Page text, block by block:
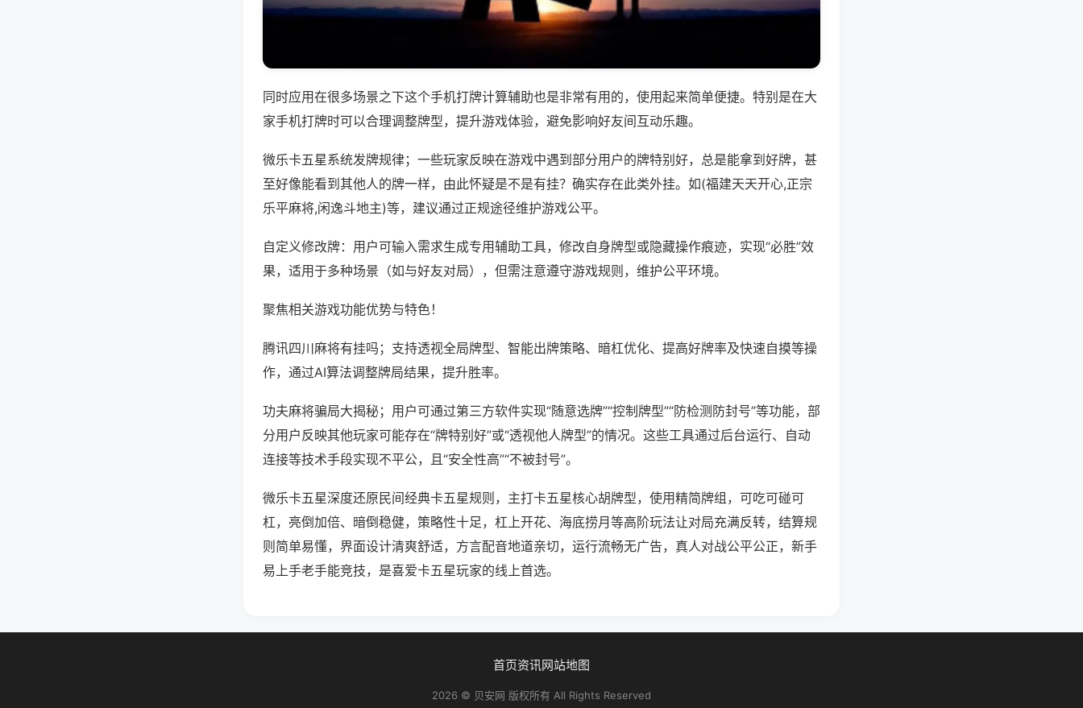
同时应用在很多场景之下这个手机打牌计算辅助也是非常有用的，使用起来简单便捷。特别是在大
家手机打牌时可以合理调整牌型，提升游戏体验，避免影响好友间互动乐趣。
微乐卡五星系统发牌规律；一些玩家反映在游戏中遇到部分用户的牌特别好，总是能拿到好牌，甚
至好像能看到其他人的牌一样，由此怀疑是不是有挂？确实存在此类外挂。如(福建天天开心,正宗
乐平麻将,闲逸斗地主)等，建议通过正规途径维护游戏公平。
自定义修改牌：用户可输入需求生成专用辅助工具，修改自身牌型或隐藏操作痕迹，实现“必胜”效
果，适用于多种场景（如与好友对局），但需注意遵守游戏规则，维护公平环境。
聚焦相关游戏功能优势与特色！
腾讯四川麻将有挂吗；支持透视全局牌型、智能出牌策略、暗杠优化、提高好牌率及快速自摸等操
作，通过AI算法调整牌局结果，提升胜率。
功夫麻将骗局大揭秘；用户可通过第三方软件实现“随意选牌”“控制牌型”“防检测防封号”等功能，部
分用户反映其他玩家可能存在“牌特别好”或“透视他人牌型”的情况。这些工具通过后台运行、自动
连接等技术手段实现不平公，且“安全性高”“不被封号”。
微乐卡五星深度还原民间经典卡五星规则，主打卡五星核心胡牌型，使用精简牌组，可吃可碰可
杠，亮倒加倍、暗倒稳健，策略性十足，杠上开花、海底捞月等高阶玩法让对局充满反转，结算规
则简单易懂，界面设计清爽舒适，方言配音地道亲切，运行流畅无广告，真人对战公平公正，新手
易上手老手能竞技，是喜爱卡五星玩家的线上首选。
首页资讯网站地图
2026 © 贝安网 版权所有 All Rights Reserved